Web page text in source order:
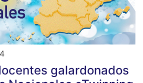
galardonados